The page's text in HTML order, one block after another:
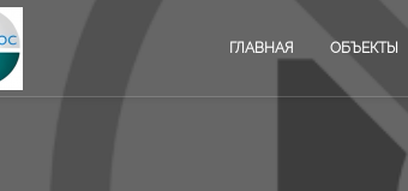
ГЛАВНАЯ ОБЪЕКТЫ